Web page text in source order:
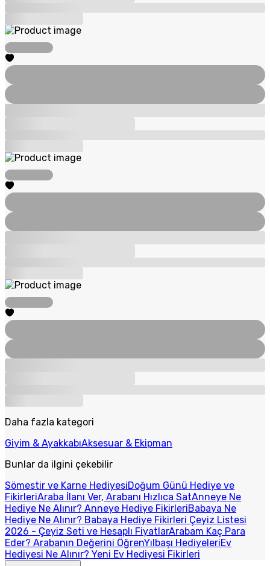
Daha fazla kategori
Giyim & AyakkabıAksesuar & Ekipman
Bunlar da ilgini çekebilir
Sömestir ve Karne HediyesiDoğum Günü Hediye ve
FikirleriAraba İlanı Ver, Arabanı Hızlıca SatAnneye Ne
Hediye Ne Alınır? Anneye Hediye FikirleriBabaya Ne
Hediye Ne Alınır? Babaya Hediye Fikirleri Çeyiz Listesi
2026 - Çeyiz Seti ve Hesaplı FiyatlarArabam Kaç Para
Eder? Arabanın Değerini ÖğrenYılbaşı HediyeleriEv
Hediyesi Ne Alınır? Yeni Ev Hediyesi Fikirleri